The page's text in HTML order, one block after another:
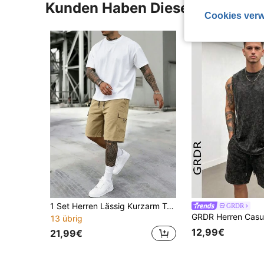
Kunden Haben Diese Artikel
1 Set Herren Lässig Kurzarm T-Shirt und Cargo Shorts, vielseitig einsetzbar für Pendeln, Outdoor, Straßenmode, Frühling
13 übrig
21,99€
GRDR
12,99€
Cookies